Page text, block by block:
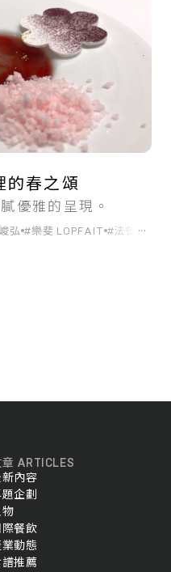
的春之頌
優雅的呈現。
弘 #樂斐 LOPFAIT #法餐 #台北
...
章 ARTICLES
新內容
企劃
物
際餐飲
業動態
譜推薦